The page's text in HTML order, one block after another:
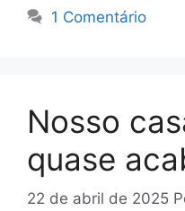
1 Comentário
Nosso
quase
22 de abril de 2025